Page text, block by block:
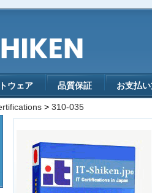
ウェア 品質保証 お支払
> 310-035